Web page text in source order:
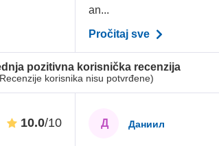
pozitivna korisnička recenzija
korisnika nisu potvrđene)
10.0/10
an...
Pročitaj sve
Д Даниил